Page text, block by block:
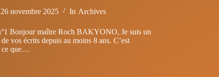
26 novembre 2025
In Archives
Bonjour maître Roch BAKYONO, Je suis un
vos écrits depuis au moins 8 ans. C’est
ce que…